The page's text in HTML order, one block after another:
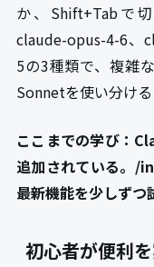
か、Shift+Tabで
claude-opus-4-6、
5の3種類で、複雑
Sonnetを使い分ける
ここまでの学び：
追加されている。/
最新機能を少しずつ
初心者が便利